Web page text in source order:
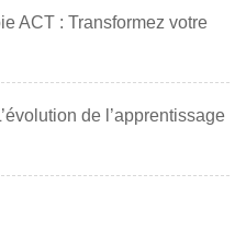
ACT : Transformez votre
de l’apprentissage